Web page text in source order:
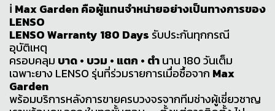
ℹ️ Max Garden คือผู้แทนจำหน่ายอย่างเป็นทางการของ
LENSO
LENSO Warranty 180 Days รับประกันทุกกรณี
อุบัติเหตุ
ครอบคลุม บาด • บวม • แตก • ตำนาน 180 วันเต็ม
เฉพาะยาง LENSO รุ่นที่ร่วมรายการเมื่อซื้อจาก Max
Garden
พร้อมบริการหลังการขายครบวงจรจากทีมช่างผู้เชี่ยวชาญ